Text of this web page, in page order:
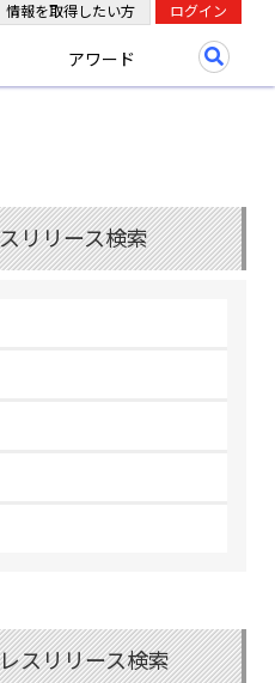
アワード
情報を取得したい方 ログイン
リリース検索
スリリース検索